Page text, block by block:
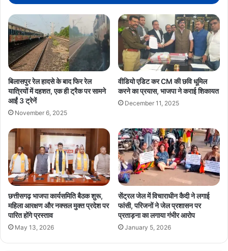
बिलासपुर रेल हादसे के बाद फिर रेल
यात्रियों में दहशत, एक ही ट्रैक पर सामने
आईं 3 ट्रेनें
November 6, 2025
वीडियो एडिट कर CM की छवि धूमिल
करने का प्रयास, भाजपा ने कराई शिकायत
December 11, 2025
छत्तीसगढ़ भाजपा कार्यसमिति बैठक शुरू,
महिला आरक्षण और नक्सल मुक्त प्रदेश पर
पारित होंगे प्रस्ताव
May 13, 2026
सेंट्रल जेल में विचाराधीन कैदी ने लगाई
फांसी, परिजनों ने जेल प्रशासन पर
प्रताड़ना का लगाया गंभीर आरोप
January 5, 2026